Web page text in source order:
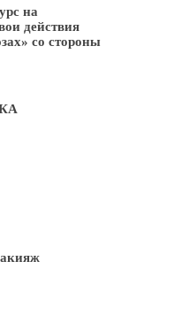
на
действия
со стороны